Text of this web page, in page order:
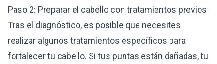
Paso 2: Preparar el cabello con tratamientos previos
Tras el diagnóstico, es posible que necesites
realizar algunos tratamientos específicos para
fortalecer tu cabello. Si tus puntas están dañadas, tu